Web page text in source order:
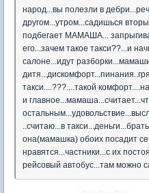
народ...вы полезли в
другом...утром...садишься
подбегает МАМАША...
его...зачем такое такси??...и
салоне...идут
такси....???....такой
и
..считаю...в
она(мамашка) обоих посадит
нравятся...частники...с их
рейсовый автобус...там можно